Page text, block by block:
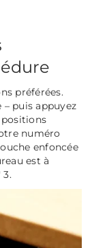
préférées.
puis appuyez
numéro
enfoncée
est à